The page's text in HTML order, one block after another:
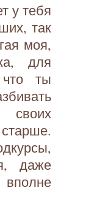
у тебя
так
моя,
для
что ты
даже
вполне